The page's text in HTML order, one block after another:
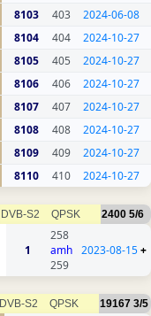
8103 403
2024-06-08
8104 404
2024-10-27
8105 405
2024-10-27
8106 406
2024-10-27
8107 407
2024-10-27
8108 408
2024-10-27
8109 409
2024-10-27
8110 410 2024-10-27
DVB-S2 QPSK 2400 5/6
1
258
amh
259
2023-08-15+
DVB-S2 QPSK 19167 3/5